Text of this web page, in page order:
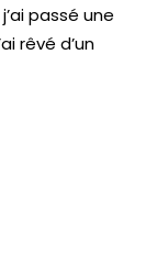
passé une
rêvé d’un